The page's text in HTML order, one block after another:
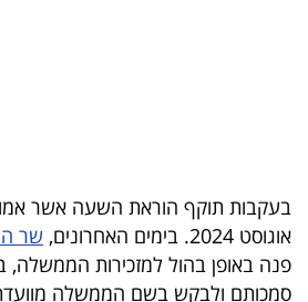
5
המילון
הכלכלי
בעקבות תוקף הוראת השעה אשר
אוגוסט 2024. בימים האחרונים,
שר
פנה באופן בהול למזכירות
סמכותם ולבקש בשם הממשלה